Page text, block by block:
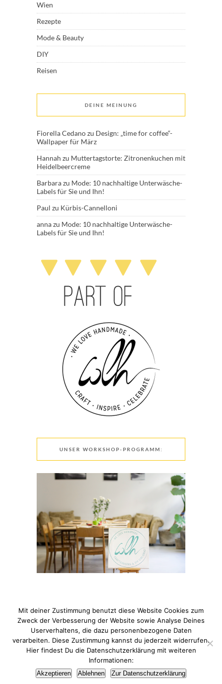
Wien
Rezepte
Mode & Beauty
DIY
Reisen
DEINE MEINUNG
Fiorella Cedanozu Design: „time for coffee“-
Wallpaper für März
Hannah zu Muttertagstorte: Zitronenkuchen mit
Heidelbeercreme
Barbarazu Mode: 10 nachhaltige Unterwäsche-
Labels für Sie und Ihn!
Paul zu Kürbis-Cannelloni
annazu Mode: 10 nachhaltige Unterwäsche-
Labels für Sie und Ihn!
UNSER WORKSHOP-PROGRAMM:
© 2021 Pixi mit Milch. All Rights Reserved. Du hast Fragen
zum Thema Datenschutz? Hier findest du meine
Datenschutzerklärung.
Mit deiner Zustimmung benutzt diese Website Cookies zum
Zweck der Verbesserung der Website sowie Analyse Deines
Userverhaltens, die dazu personenbezogene Daten
verarbeiten. Diese Zustimmung kannst du jederzeit widerrufen.
Hier findest Du die Datenschutzerklärung mit weiteren
Informationen:
Akzeptieren Ablehnen Zur Datenschutzerklärung